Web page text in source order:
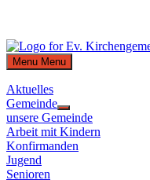
Skip
to
content
Menu Menu
Aktuelles
Gemeinde
Show
sub
menu
unsere Gemeinde
Arbeit mit Kindern
Konfirmanden
Jugend
Senioren